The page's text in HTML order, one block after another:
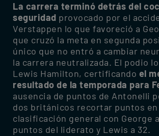
La carrera terminó detrás del
seguridad provocado por el
Verstappen lo que favoreció a
que cruzó la meta en segunda
único que no entró a cambiar
la carrera neutralizada. El podio
Lewis Hamilton, certificando el
resultado de la temporada para
ausencia de puntos de Antonelli
dos británicos recortar puntos en
clasificación general con George
puntos del liderato y Lewis a 32.